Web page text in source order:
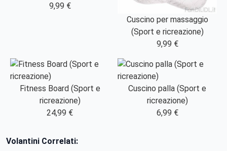
9,99 €
Cuscino per massaggio
(Sport e ricreazione)
9,99 €
Fitness Board (Sport e
ricreazione)
24,99 €
Cuscino palla (Sport e
ricreazione)
6,99 €
Volantini Correlati: